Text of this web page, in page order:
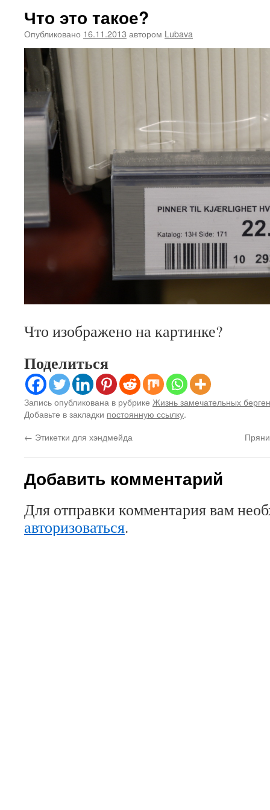
Что это такое?
Опубликовано 16.11.2013 автором Lubava
Что изображено на картинке?
Поделиться
Запись опубликована в рубрике Жизнь замечательных
Добавьте в закладки постоянную ссылку.
← Этикетки для хэндмейда
Добавить комментарий
Для отправки комментария вам
авторизоваться.